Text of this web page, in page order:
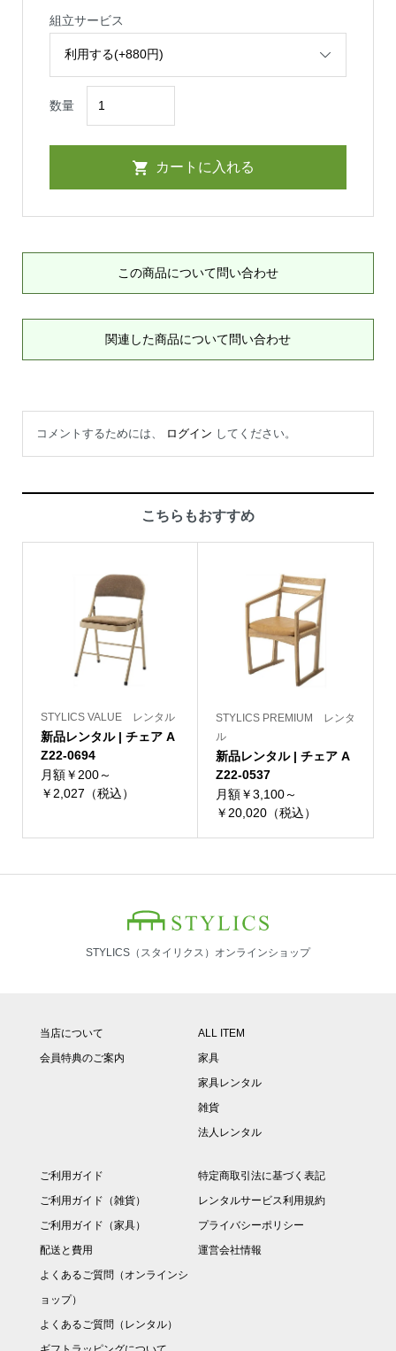
組立サービス
数量
この商品について問い合わせ
関連した商品について問い合わせ
コメントするためには、 ログイン してください。
こちらもおすすめ
STYLICS VALUE レンタル
新品レンタル | チェア A
Z22-0694
月額￥200～
￥2,027（税込）
STYLICS PREMIUM レンタ
ル
新品レンタル | チェア A
Z22-0537
月額￥3,100～
￥20,020（税込）
STYLICS（スタイリクス）オンラインショップ
当店について
会員特典のご案内
ALL ITEM
家具
家具レンタル
雑貨
法人レンタル
ご利用ガイド
ご利用ガイド（雑貨）
ご利用ガイド（家具）
配送と費用
よくあるご質問（オンラインシ
ョップ）
よくあるご質問（レンタル）
特定商取引法に基づく表記
レンタルサービス利用規約
プライバシーポリシー
運営会社情報